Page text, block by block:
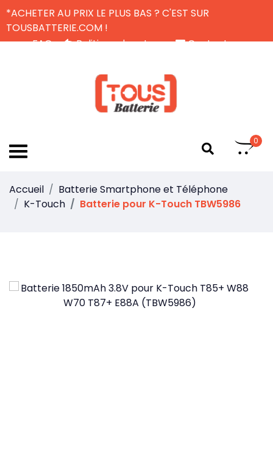
*ACHETER AU PRIX LE PLUS BAS ? C'EST SUR
TOUSBATTERIE.COM !
FAQ
Politique de retour
Contactez-nous
0
Accueil
Batterie Smartphone et Téléphone
K-Touch
Batterie pour K-Touch TBW5986